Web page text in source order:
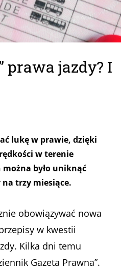
prawa jazdy? I
lukę w prawie, dzięki
w terenie
było uniknąć
trzy miesiące.
obowiązywać nowa
w kwestii
Kilka dni temu
Gazeta Prawna”.